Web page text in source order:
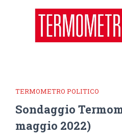
TERMOMETRO POLITICO
Sondaggio
maggio 2022)